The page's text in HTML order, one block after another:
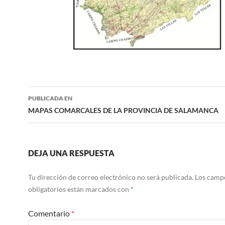
Navegación
de
PUBLICADA EN
MAPAS COMARCALES DE LA PROVINCIA DE SALAMANCA
DEJA UNA RESPUESTA
Tu dirección de correo electrónico no será publicada. Los
obligatorios están marcados con *
Comentario *